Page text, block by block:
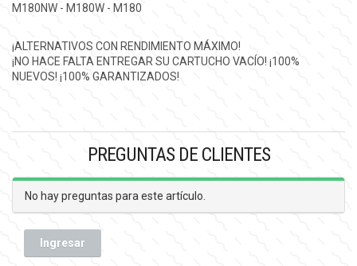
M180NW - M180W - M180
¡ALTERNATIVOS CON RENDIMIENTO MÁXIMO!
¡NO HACE FALTA ENTREGAR SU CARTUCHO VACÍO! ¡100%
NUEVOS! ¡100% GARANTIZADOS!
PREGUNTAS DE CLIENTES
No hay preguntas para este artículo.
Ingresar